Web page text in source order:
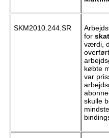
SKM2010.244.SR
for
værdi,
købte
var
skulle